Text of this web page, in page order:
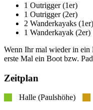
1 Outrigger (1er)
1 Outrigger (2er)
2 Wanderkayaks (1er)
1 Wanderkayak (2er)
Wenn Ihr mal wieder in ein
erste Mal ein Boot bzw.
Zeitplan
Halle (Paulshöhe)